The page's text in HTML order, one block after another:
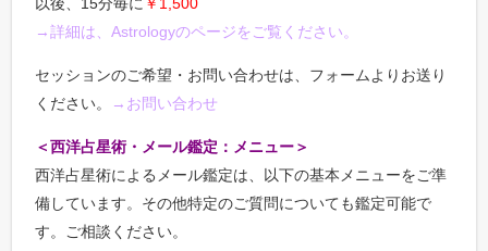
→詳細は、Astrologyのページをご覧ください。
セッションのご希望・お問い合わせは、フォームよりお送り
ください。
→お問い合わせ
＜西洋占星術・メール鑑定：メニュー＞
西洋占星術によるメール鑑定は、以下の基本メニューをご準
備しています。その他特定のご質問についても鑑定可能で
す。ご相談ください。